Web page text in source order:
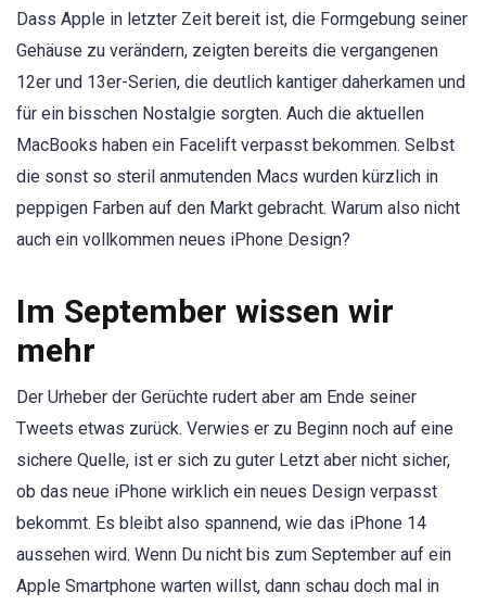
Dass Apple in letzter Zeit bereit ist, die Formgebung seiner
Gehäuse zu verändern, zeigten bereits die vergangenen
12er und 13er-Serien, die deutlich kantiger daherkamen und
für ein bisschen Nostalgie sorgten. Auch die aktuellen
MacBooks haben ein Facelift verpasst bekommen. Selbst
die sonst so steril anmutenden Macs wurden kürzlich in
peppigen Farben auf den Markt gebracht. Warum also nicht
auch ein vollkommen neues iPhone Design?
Im September wissen wir
mehr
Der Urheber der Gerüchte rudert aber am Ende seiner
Tweets etwas zurück. Verwies er zu Beginn noch auf eine
sichere Quelle, ist er sich zu guter Letzt aber nicht sicher,
ob das neue iPhone wirklich ein neues Design verpasst
bekommt. Es bleibt also spannend, wie das iPhone 14
aussehen wird. Wenn Du nicht bis zum September auf ein
Apple Smartphone warten willst, dann schau doch mal in